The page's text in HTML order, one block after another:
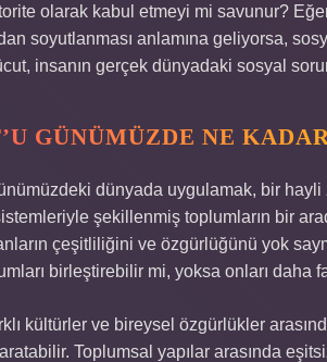
olarak kabul etmeyi mi savunur?
soyutlanması anlamına geliyorsa,
insanın gerçek dünyadaki sosyal
GÜNÜMÜZDE NE
dünyada uygulamak, bir hayli
şekillenmiş toplumların bir
çeşitliliğini ve özgürlüğünü yok
birleştirebilir mi, yoksa onları daha
kültürler ve bireysel özgürlükler
Toplumsal yapılar arasında